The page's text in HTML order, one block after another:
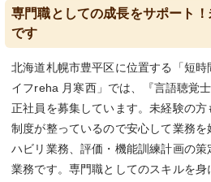
専門職としての成長をサポート
です
北海道札幌市豊平区に位置する「短
イフreha 月寒西」では、『言語聴覚
正社員を募集しています。未経験の
制度が整っているので安心して業務を
ハビリ業務、評価・機能訓練計画の
業務です。専門職としてのスキルを